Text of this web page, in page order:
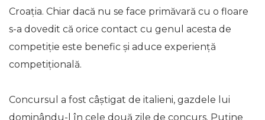
Croația. Chiar dacă nu se face primăvară cu o floare
s-a dovedit că orice contact cu genul acesta de
competiție este benefic și aduce experiență
competițională.
Concursul a fost câștigat de italieni, gazdele lui
dominându-l în cele două zile de concurs. Puține